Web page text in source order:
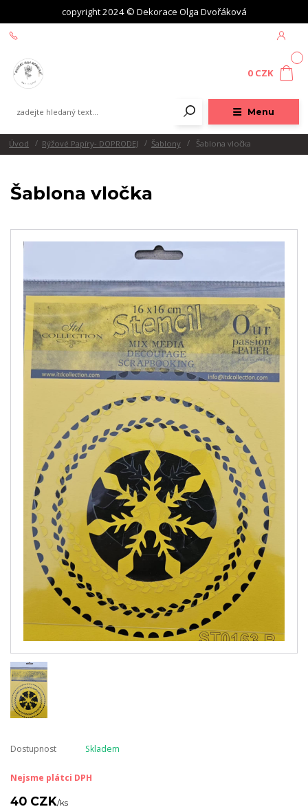
copyright 2024 © Dekorace Olga Dvořáková
Menu
0 CZK
Úvod Rýžové Papíry- DOPRODEJ Šablony Šablona vločka
Šablona vločka
Dostupnost Skladem
Nejsme plátci DPH
40 CZK/ks